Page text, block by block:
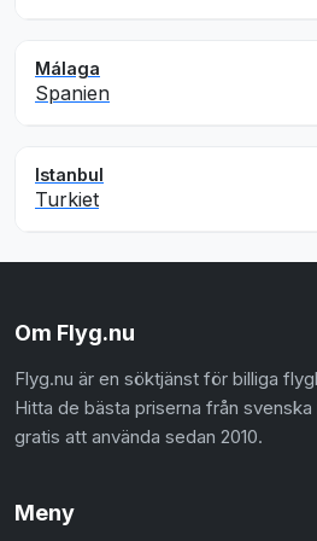
Málaga
Spanien
Istanbul
Turkiet
Om Flyg.nu
Flyg.nu är en söktjänst för billiga
Hitta de bästa priserna från
gratis att använda sedan 2010.
Meny